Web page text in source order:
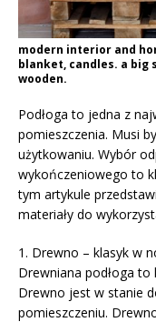
modern interior and
blanket, candles. a big
wooden.
Podłoga to jedna z
pomieszczenia. Musi
użytkowaniu. Wybór
wykończeniowego to
tym artykule
materiały do
1. Drewno – klasyk w
Drewniana podłoga
Drewno jest w stanie
pomieszczeniu.